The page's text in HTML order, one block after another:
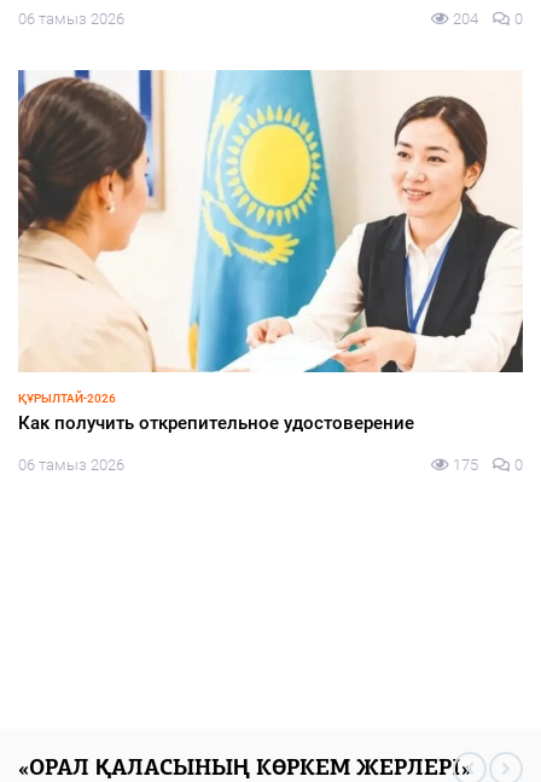
06 тамыз 2026 204 0
ҚҰРЫЛТАЙ-2026
Как получить открепительное удостоверение
06 тамыз 2026 175 0
«ОРАЛ ҚАЛАСЫНЫҢ КӨРКЕМ ЖЕРЛЕРІ»